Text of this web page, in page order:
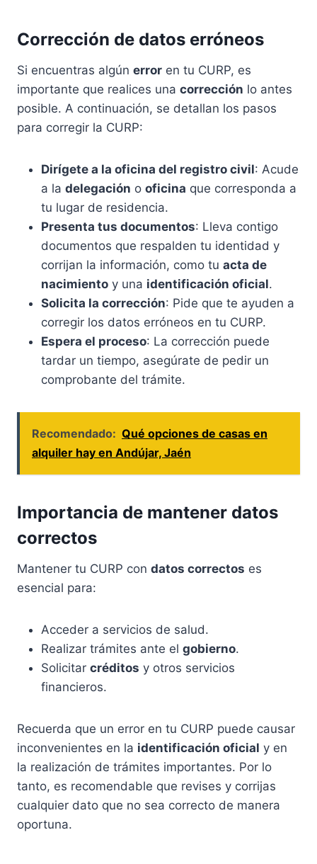
Corrección de datos erróneos
Si encuentras algún error en tu CURP, es
importante que realices una corrección lo antes
posible. A continuación, se detallan los pasos
para corregir la CURP:
Dirígete a la oficina del registro civil: Acude
a la delegación o oficina que corresponda a
tu lugar de residencia.
Presenta tus documentos: Lleva contigo
documentos que respalden tu identidad y
corrijan la información, como tu acta de
nacimiento y una identificación oficial.
Solicita la corrección: Pide que te ayuden a
corregir los datos erróneos en tu CURP.
Espera el proceso: La corrección puede
tardar un tiempo, asegúrate de pedir un
comprobante del trámite.
Recomendado: Qué opciones de casas en
alquiler hay en Andújar, Jaén
Importancia de mantener datos
correctos
Mantener tu CURP con datos correctos es
esencial para:
Acceder a servicios de salud.
Realizar trámites ante el gobierno.
Solicitar créditos y otros servicios
financieros.
Recuerda que un error en tu CURP puede causar
inconvenientes en la identificación oficial y en
la realización de trámites importantes. Por lo
tanto, es recomendable que revises y corrijas
cualquier dato que no sea correcto de manera
oportuna.